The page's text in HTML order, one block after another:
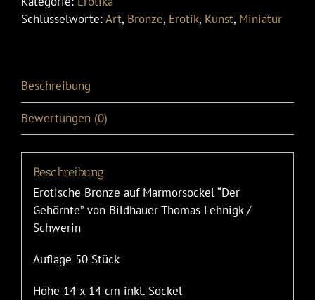
Schlüsselworte:Art, Bronze, Erotik, Kunst, Miniatur
Beschreibung
Bewertungen (0)
Beschreibung
Erotische Bronze auf Marmorsockel “Der
Gehörnte” von Bildhauer Thomas Lehnigk /
Schwerin
Auflage 50 Stück
Höhe 14 x 14 cm inkl. Sockel